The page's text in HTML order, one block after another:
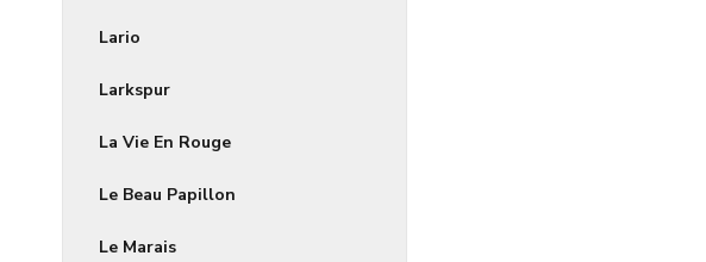
Lario
Larkspur
La Vie En Rouge
Le Beau Papillon
Le Marais